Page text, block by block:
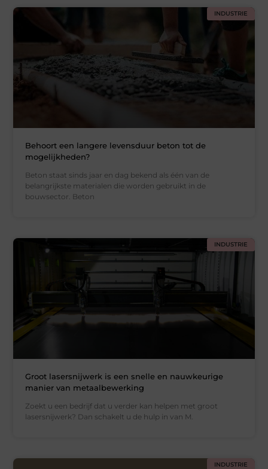
INDUSTRIE
Behoort een langere levensduur beton tot de
mogelijkheden?
Beton staat sinds jaar en dag bekend als één van de
belangrijkste materialen die worden gebruikt in de
bouwsector. Beton
INDUSTRIE
Groot lasersnijwerk is een snelle en nauwkeurige
manier van metaalbewerking
Zoekt u een bedrijf dat u verder kan helpen met groot
lasersnijwerk? Dan schakelt u de hulp in van M.
INDUSTRIE